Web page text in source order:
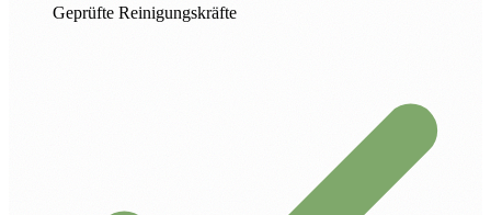
Geprüfte Reinigungskräfte